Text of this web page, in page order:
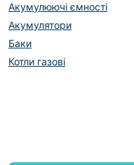
Акумулюючі ємності
Акумулятори
Баки
Котли газові